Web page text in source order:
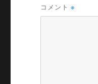
コメント※